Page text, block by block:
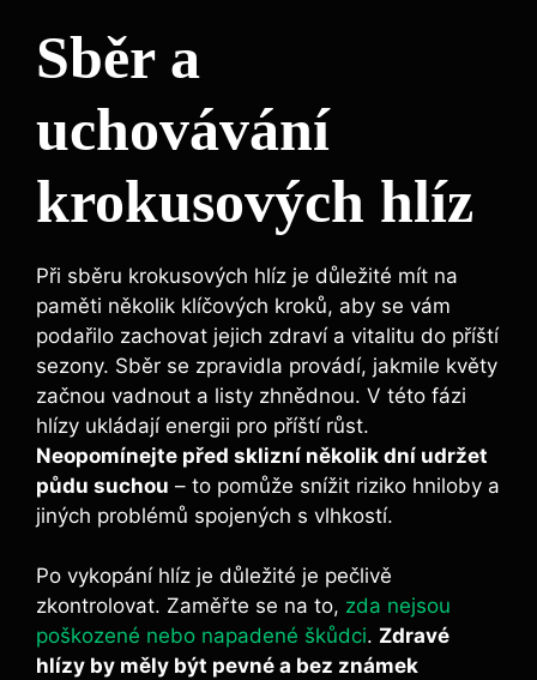
Sběr a
uchovávání
krokusových hlíz
Při sběru krokusových hlíz je důležité mít na
paměti několik klíčových kroků, aby se vám
podařilo zachovat jejich zdraví a vitalitu do příští
sezony. Sběr se zpravidla provádí, jakmile květy
začnou vadnout a listy zhnědnou. V této fázi
hlízy ukládají energii pro příští růst.
Neopomínejte před sklizní několik dní udržet
půdu suchou – to pomůže snížit riziko hniloby a
jiných problémů spojených s vlhkostí.
Po vykopání hlíz je důležité je pečlivě
zkontrolovat. Zaměřte se na to, zda nejsou
poškozené nebo napadené škůdci. Zdravé
hlízy by měly být pevné a bez známek